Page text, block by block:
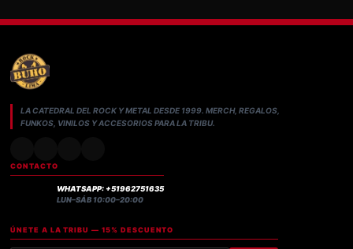
LA CATEDRAL DEL ROCK Y METAL DESDE 1999. MERCH, REGALOS,
FUNKOS, VINILOS Y ACCESORIOS PARA LA TRIBU.
CONTACTO
WHATSAPP: +51962751635
LUN–SÁB 10:00–20:00
ÚNETE A LA TRIBU — 15% DESCUENTO